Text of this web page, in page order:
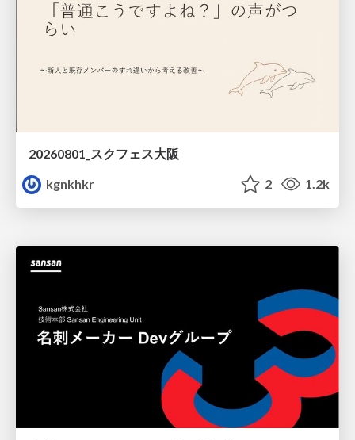
20260801_スクフェス大阪
kgnkhkr
2 1.2k